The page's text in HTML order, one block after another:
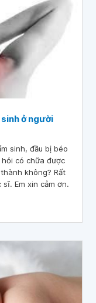
ở người
sinh, đầu bị béo
có chữa được
không? Rất
Em xin cảm ơn.